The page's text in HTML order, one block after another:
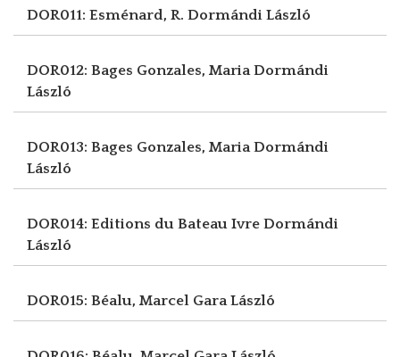
DOR011: Esménard, R. Dormándi László
DOR012: Bages Gonzales, MariaDormándi
László
DOR013: Bages Gonzales, MariaDormándi
László
DOR014: Editions du Bateau Ivre Dormándi
László
DOR015: Béalu, Marcel Gara László